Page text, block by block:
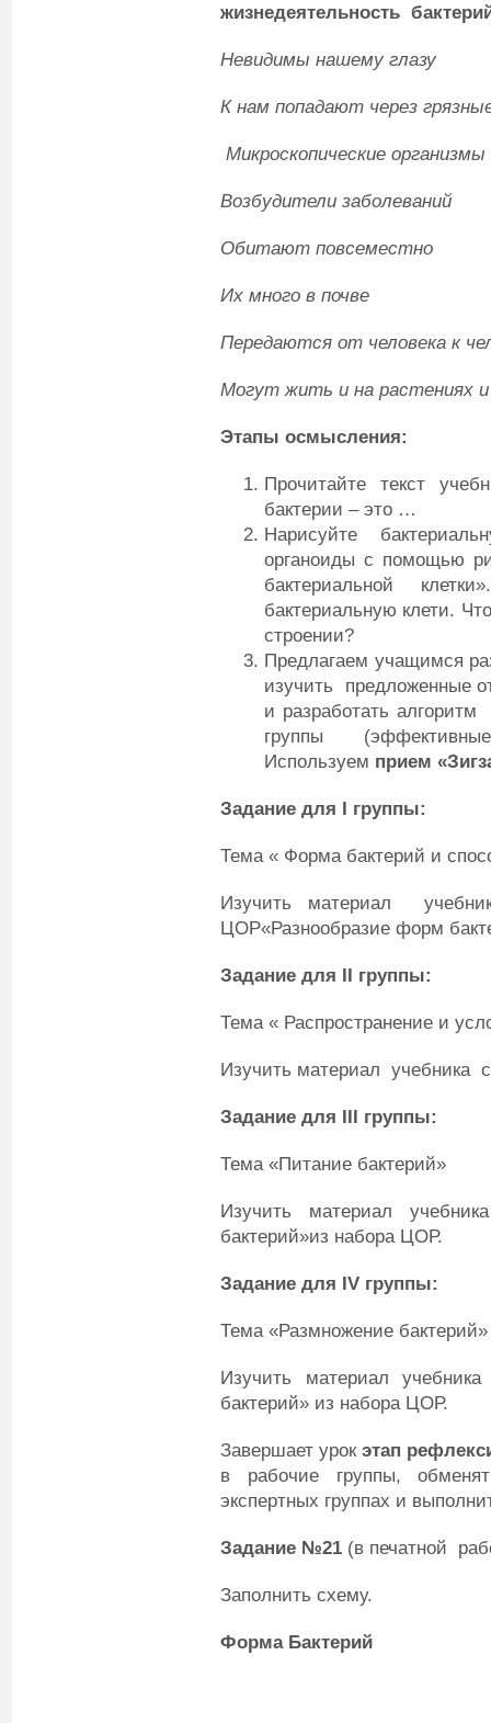
жизнедеятельность
Невидимы нашему глазу
К нам попадают через
Микроскопические организмы
Возбудители заболеваний
Обитают повсеместно
Их много в почве
Передаются от человека к
Могут жить и на растениях
Этапы осмысления:
Прочитайте текст
бактерии – это …
Нарисуйте
органоиды с помощью
бактериальной
бактериальную клети.
строении?
Предлагаем учащимся
изучить предложенные
и разработать
группы
Используем прием
Задание для I группы:
Тема « Форма бактерий и
Изучить материал
ЦОР«Разнообразие форм
Задание для II группы:
Тема « Распространение и
Изучить материал учебника
Задание для III группы:
Тема «Питание бактерий»
Изучить материал
бактерий»из набора ЦОР.
Задание для IV группы:
Тема «Размножение бактерий»
Изучить материал
бактерий» из набора ЦОР.
Завершает урок этап
в рабочие группы,
экспертных группах и
Задание №21 (в печатной
Заполнить схему.
Форма Бактерий